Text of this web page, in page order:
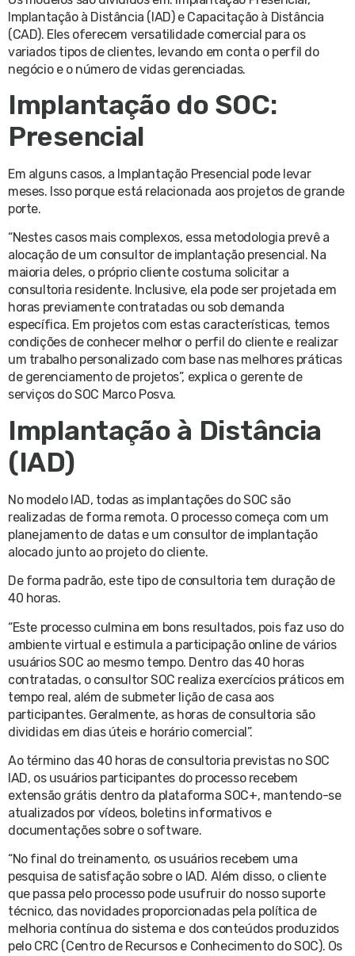
Implantação à Distância (IAD) e Capacitação à Distância
(CAD). Eles oferecem versatilidade comercial para os
variados tipos de clientes, levando em conta o perfil do
negócio e o número de vidas gerenciadas.
Implantação do SOC:
Presencial
Em alguns casos, a Implantação Presencial pode levar
meses. Isso porque está relacionada aos projetos de grande
porte.
“Nestes casos mais complexos, essa metodologia prevê a
alocação de um consultor de implantação presencial. Na
maioria deles, o próprio cliente costuma solicitar a
consultoria residente. Inclusive, ela pode ser projetada em
horas previamente contratadas ou sob demanda
específica. Em projetos com estas características, temos
condições de conhecer melhor o perfil do cliente e realizar
um trabalho personalizado com base nas melhores práticas
de gerenciamento de projetos”, explica o gerente de
serviços do SOC Marco Posva.
Implantação à Distância
(IAD)
No modelo IAD, todas as implantações do SOC são
realizadas de forma remota. O processo começa com um
planejamento de datas e um consultor de implantação
alocado junto ao projeto do cliente.
De forma padrão, este tipo de consultoria tem duração de
40 horas.
“Este processo culmina em bons resultados, pois faz uso do
ambiente virtual e estimula a participação online de vários
usuários SOC ao mesmo tempo. Dentro das 40 horas
contratadas, o consultor SOC realiza exercícios práticos em
tempo real, além de submeter lição de casa aos
participantes. Geralmente, as horas de consultoria são
divididas em dias úteis e horário comercial”.
Ao término das 40 horas de consultoria previstas no SOC
IAD, os usuários participantes do processo recebem
extensão grátis dentro da plataforma SOC+, mantendo-se
atualizados por vídeos, boletins informativos e
documentações sobre o software.
“No final do treinamento, os usuários recebem uma
pesquisa de satisfação sobre o IAD. Além disso, o cliente
que passa pelo processo pode usufruir do nosso suporte
técnico, das novidades proporcionadas pela política de
melhoria contínua do sistema e dos conteúdos produzidos
pelo CRC (Centro de Recursos e Conhecimento do SOC). Os